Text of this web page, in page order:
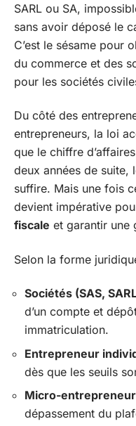
SARL ou SA,
sans avoir déposé le
C’est le sésame pour
du commerce et des
pour les sociétés
Du côté des
entrepreneurs, la loi
que le chiffre
deux années de suite,
suffire. Mais une fois
devient impérative
fiscale et garantir une
Selon la forme
Sociétés (SAS,
d’un compte et
immatriculation.
Entrepreneur
dès que les seuils
Micro-entrepreneur
dépassement du